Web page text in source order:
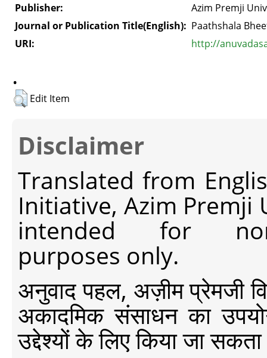
Publisher:
Azim Premji
Journal or Publication Title(English): Paathshala
URI:
http://
.
Edit Item
Disclaimer
Translated from
Initiative, Azim Premji
intended for non-
purposes only.
अनुवाद पहल, अज़ीम प्रेमजी
अकादमिक संसाधन का
उद्देश्यों के लिए किया जा